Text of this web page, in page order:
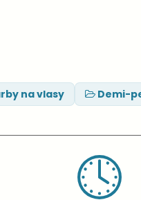
na vlasy Demi-